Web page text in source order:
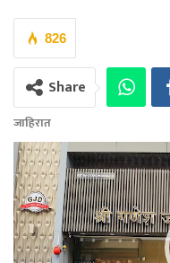
826
Share
जाहिरात